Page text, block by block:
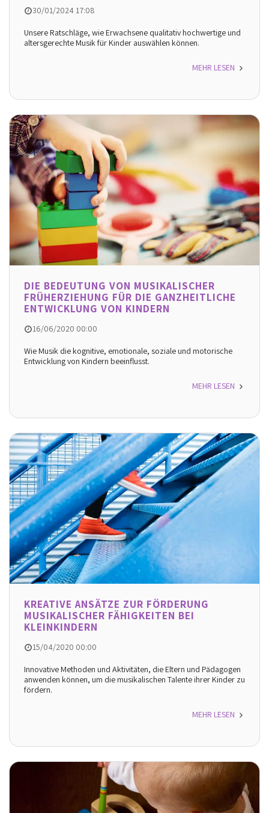
30/01/2024 17:08
Unsere Ratschläge, wie Erwachsene qualitativ hochwertige und
altersgerechte Musik für Kinder auswählen können.
MEHR LESEN
DIE BEDEUTUNG VON MUSIKALISCHER
FRÜHERZIEHUNG FÜR DIE GANZHEITLICHE
ENTWICKLUNG VON KINDERN
16/06/2020 00:00
Wie Musik die kognitive, emotionale, soziale und motorische
Entwicklung von Kindern beeinflusst.
MEHR LESEN
KREATIVE ANSÄTZE ZUR FÖRDERUNG
MUSIKALISCHER FÄHIGKEITEN BEI
KLEINKINDERN
15/04/2020 00:00
Innovative Methoden und Aktivitäten, die Eltern und Pädagogen
anwenden können, um die musikalischen Talente ihrer Kinder zu
fördern.
MEHR LESEN